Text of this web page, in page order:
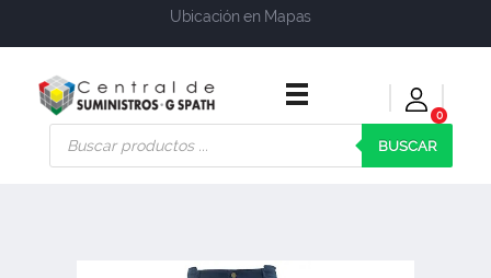
Ubicación en Mapas
Central de Suministros Gspath
Suministros y soluciones integrales para su empresa o negocio
0
BUSCAR